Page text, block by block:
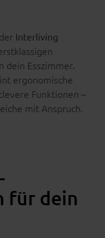
Interliving
dein Esszimmer.
ergonomische
Funktionen –
mit Anspruch.
für dein